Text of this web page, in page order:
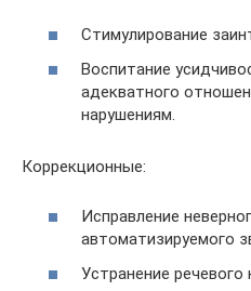
Стимулирование
Воспитание
адекватного
нарушениям.
Коррекционные:
Исправление
автоматизируемого
Устранение речевого